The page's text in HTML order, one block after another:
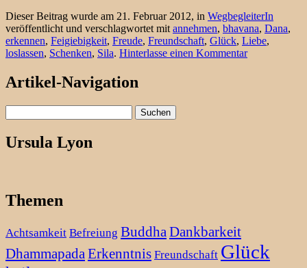
Dieser Beitrag wurde am 21. Februar 2012, in WegbegleiterIn
veröffentlicht und verschlagwortet mit annehmen, bhavana, Dana,
erkennen, Feigiebigkeit, Freude, Freundschaft, Glück, Liebe,
loslassen, Schenken, Sila. Hinterlasse einen Kommentar
Artikel-Navigation
nach:
Ursula Lyon
Themen
Achtsamkeit Befreiung Buddha Dankbarkeit
Dhammapada Erkenntnis Freundschaft Glück